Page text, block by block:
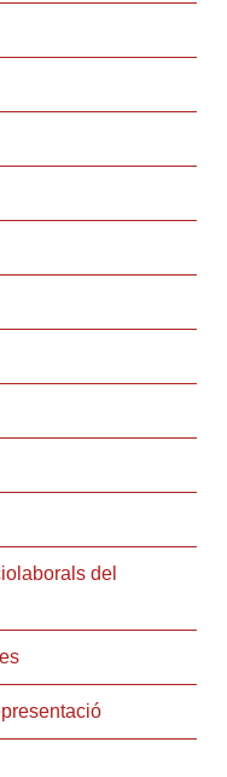
del